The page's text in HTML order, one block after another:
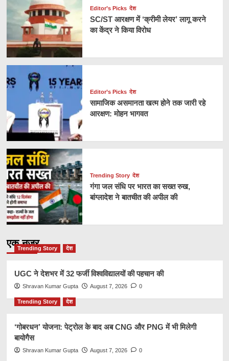
Editor’s Picks देश
SC/ST आरक्षण में ‘क्रीमी लेयर’ लागू करने
का केंद्र ने किया विरोध
Editor’s Picks देश
सामाजिक असमानता खत्म होने तक जारी रहे
आरक्षण: मोहन भागवत
Trending Story देश
गंगा जल संधि पर भारत का सख्त रुख,
बांग्लादेश ने बातचीत की अपील की
एक नज़र
Trending Story देश
UGC ने देशभर में 32 फर्जी विश्वविद्यालयों की पहचान की
Shravan Kumar Gupta August 7, 2026 0
Trending Story देश
‘गोबरधन’ योजना: पेट्रोल के बाद अब CNG और PNG में भी मिलेगी
बायोगैस
Shravan Kumar Gupta August 7, 2026 0